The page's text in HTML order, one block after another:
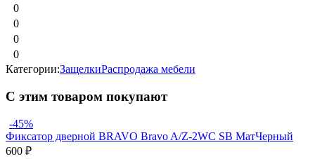
0
0
0
0
Категории:ЗащелкиРаспродажа мебели
С этим товаром покупают
-45%
Фиксатор дверной BRAVO Bravo A/Z-2WC SB МатЧерный
600 ₽